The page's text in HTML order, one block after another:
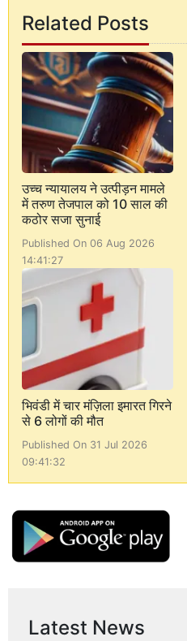
Related Posts
उच्च न्यायालय ने उत्पीड़न मामले
में तरुण तेजपाल को 10 साल की
कठोर सजा सुनाई
Published On 06 Aug 2026
14:41:27
भिवंडी में चार मंज़िला इमारत गिरने
से 6 लोगों की मौत
Published On 31 Jul 2026
09:41:32
Latest News